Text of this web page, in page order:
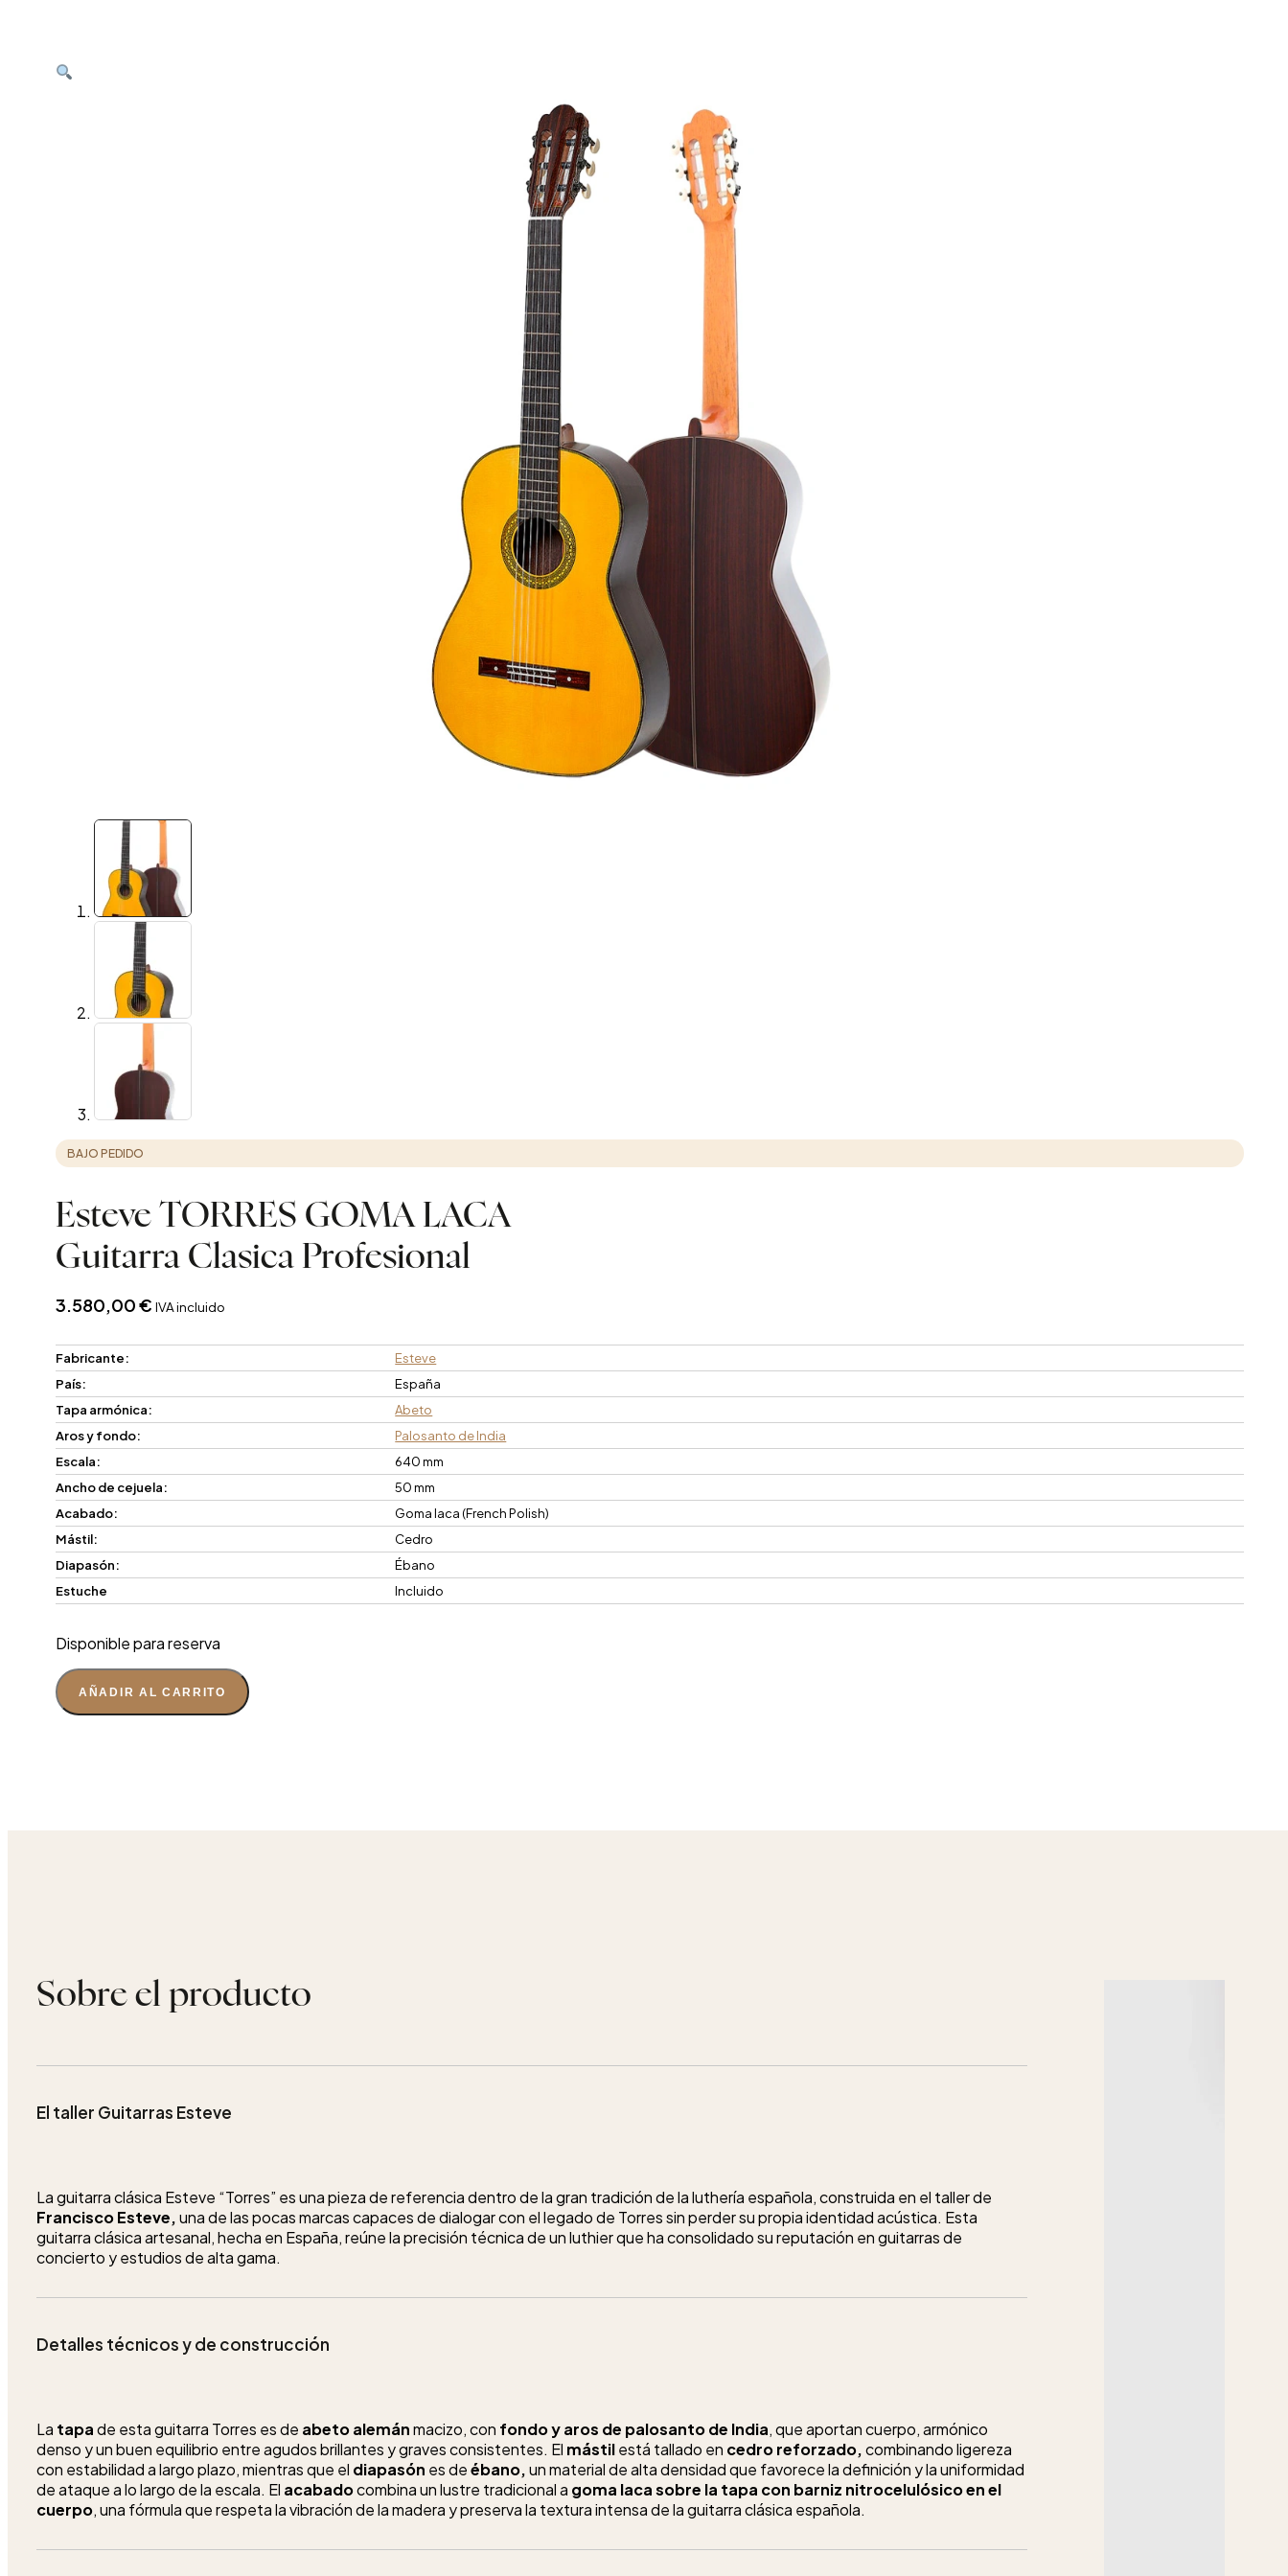
BAJO PEDIDO
Esteve TORRES GOMA LACA
Guitarra Clasica Profesional
3.580,00€ IVA incluido
Fabricante:
Esteve
País:
España
Tapa armónica:
Abeto
Aros y fondo:
Palosanto de India
Escala:
640 mm
Ancho de cejuela:
50 mm
Acabado:
Goma laca (French Polish)
Mástil:
Cedro
Diapasón:
Ébano
Estuche
Incluido
Disponible para reserva
AÑADIR AL CARRITO
Sobre el producto
El taller Guitarras Esteve
La guitarra clásica Esteve “Torres” es una pieza de referencia dentro de la gran tradición de la luthería española, construida en el taller de
Francisco Esteve,una de las pocas marcas capaces de dialogar con el legado de Torres sin perder su propia identidad acústica. Esta
guitarra clásica artesanal, hecha en España, reúne la precisión técnica de un luthier que ha consolidado su reputación en guitarras de
concierto y estudios de alta gama.
Detalles técnicos y de construcción
La tapade esta guitarra Torres es de abeto alemánmacizo, con fondo y aros de palosanto de India, que aportan cuerpo, armónico
denso y un buen equilibrio entre agudos brillantes y graves consistentes. El mástilestá tallado en cedro reforzado,combinando ligereza
con estabilidad a largo plazo, mientras que el diapasón es deébano,un material de alta densidad que favorece la definición y la uniformidad
de ataque a lo largo de la escala. El acabadocombina un lustre tradicional a goma lacasobre la tapa con barniz nitrocelulósico en el
cuerpo, una fórmula que respeta la vibración de la madera y preserva la textura intensa de la guitarra clásica española.